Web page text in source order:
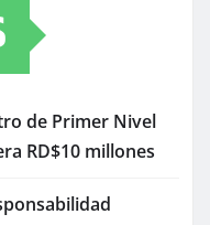
de Primer Nivel
RD$10 millones